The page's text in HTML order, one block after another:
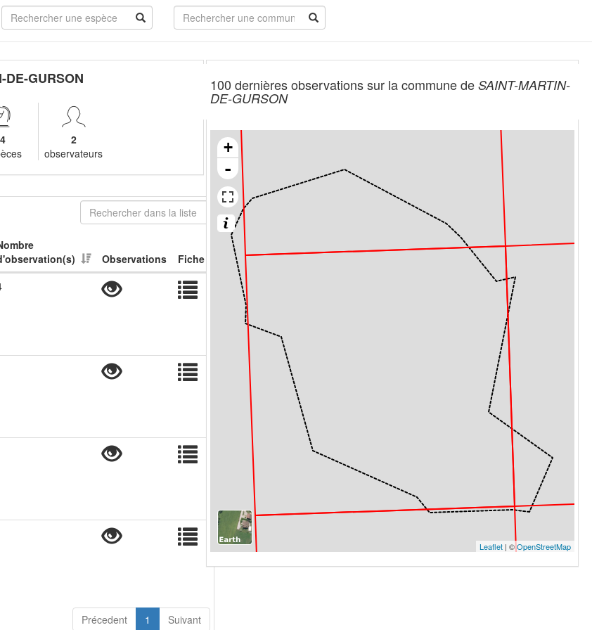
GURSON
4
2
observateurs
Observations
Fiche
Précedent 1 Suivant
100 dernières observations sur la commune de SAINT-MARTIN-
DE-GURSON
+
-
Leaflet| ©OpenStreetMap